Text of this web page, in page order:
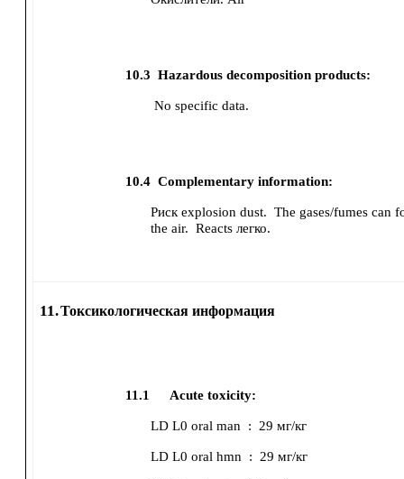
10.3 Hazardous decomposition products:
No specific data.
10.4 Complementary information:
Риск explosion dust. The gases/fumes can
the air. Reacts легко.
11.Токсикологическая информация
11.1 Acute toxicity:
LD L0 oral man : 29 мг/кг
LD L0 oral hmn : 29 мг/кг